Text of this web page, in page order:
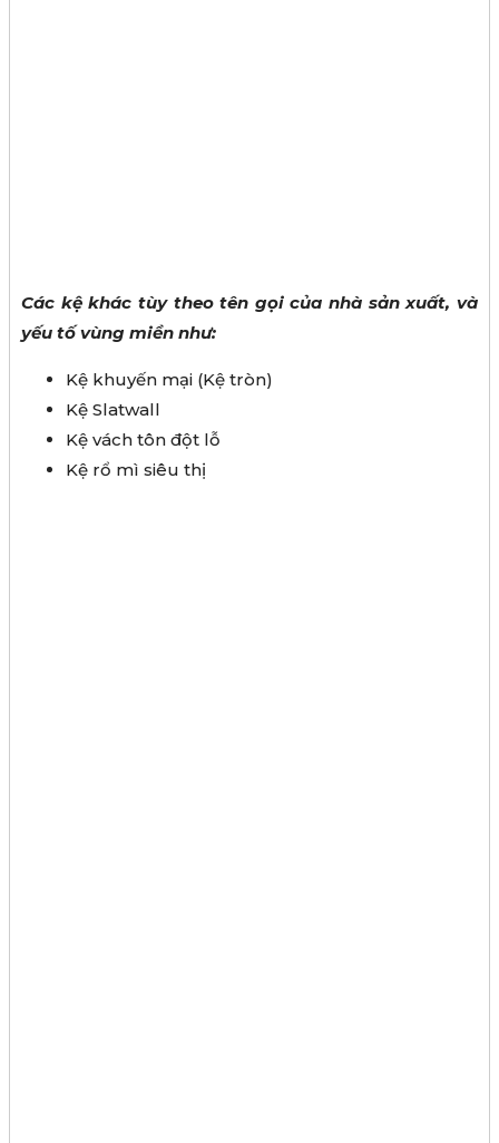
Các kệ khác tùy theo tên gọi của nhà sản xuất, và
yếu tố vùng miền như:
Kệ khuyến mại (Kệ tròn)
Kệ Slatwall
Kệ vách tôn đột lỗ
Kệ rổ mì siêu thị